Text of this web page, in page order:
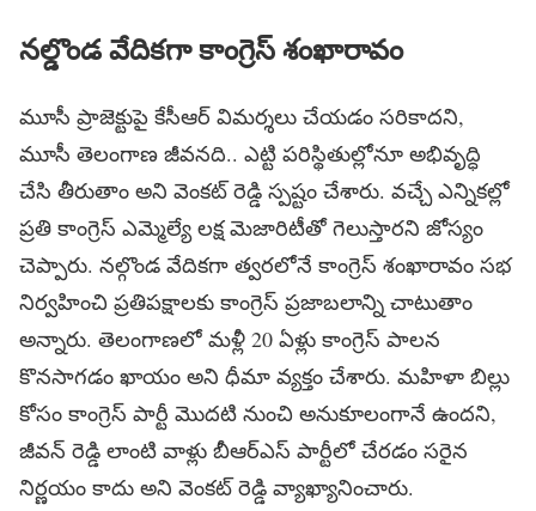
నల్డొండ వేదికగా కాంగ్రెస్ శంఖారావం
మూసీ ప్రాజెక్టుపై కేసీఆర్ విమర్శలు చేయడం సరికాదని,
మూసీ తెలంగాణ జీవనది.. ఎట్టి పరిస్థితుల్లోనూ అభివృద్ధి
చేసి తీరుతాం అని వెంకట్ రెడ్డి స్పష్టం చేశారు. వచ్చే ఎన్నికల్లో
ప్రతి కాంగ్రెస్ ఎమ్మెల్యే లక్ష మెజారిటీతో గెలుస్తారని జోస్యం
చెప్పారు. నల్గొండ వేదికగా త్వరలోనే కాంగ్రెస్ శంఖారావం సభ
నిర్వహించి ప్రతిపక్షాలకు కాంగ్రెస్ ప్రజాబలాన్ని చాటుతాం
అన్నారు. తెలంగాణలో మళ్లీ 20 ఏళ్లు కాంగ్రెస్ పాలన
కొనసాగడం ఖాయం అని ధీమా వ్యక్తం చేశారు. మహిళా బిల్లు
కోసం కాంగ్రెస్ పార్టీ మొదటి నుంచి అనుకూలంగానే ఉందని,
జీవన్ రెడ్డి లాంటి వాళ్లు బీఆర్ఎస్ పార్టీలో చేరడం సరైన
నిర్ణయం కాదు అని వెంకట్ రెడ్డి వ్యాఖ్యానించారు.